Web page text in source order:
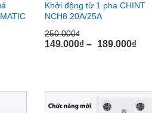
Khởi động từ 1 pha CHINT
NCH8 20A/25A
250.000₫
149.000₫– 189.000₫